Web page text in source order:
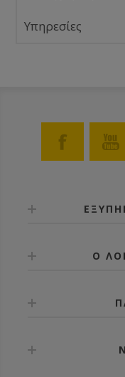
Υπηρεσίες
Ο